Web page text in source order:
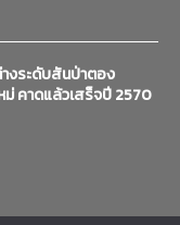
งระดับสันป่าตอง
ม่ คาดแล้วเสร็จปี 2570